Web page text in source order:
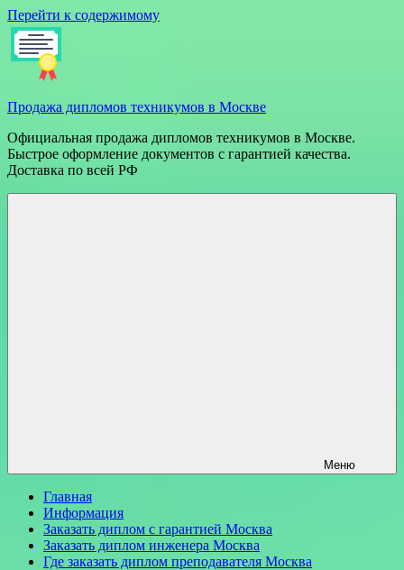
Перейти к содержимому
Продажа дипломов техникумов в Москве
Официальная продажа дипломов техникумов в Москве.
Быстрое оформление документов с гарантией качества.
Доставка по всей РФ
Меню
Главная
Информация
Заказать диплом с гарантией Москва
Заказать диплом инженера Москва
Где заказать диплом преподавателя Москва